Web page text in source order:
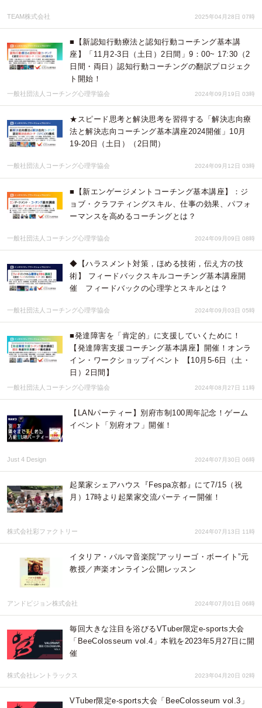
TEAM株式会社 2025年04月28日 07時
■【新認知行動療法と認知行動コーチング基本講
座】「11月2-3日（土日）2日間」9：00~ 17:30（2
日間・両日）認知行動コーチングの翻訳プロジェク
ト開始！
一般社団法人コーチング心理学協会 2024年09月19日 03時
★スピード思考と解決思考を習得する「解決志向療
法と解決志向コーチング基本講座2024開催」10月
19-20日（土日）（2日間）
一般社団法人コーチング心理学協会 2024年09月12日 03時
■【新エンゲージメントコーチング基本講座】：ジ
ョブ・クラフティングスキル、仕事の効果、パフォ
ーマンスを高めるコーチングとは？
一般社団法人コーチング心理学協会 2024年09月09日 08時
◆【ハラスメント対策，ほめる技術，伝え方の技
術】 フィードバックスキルコーチング基本講座開
催 フィードバックの心理学とスキルとは？
一般社団法人コーチング心理学協会 2024年09月03日 05時
■発達障害を「肯定的」に支援していくために！
【発達障害支援コーチング基本講座】開催！オンラ
イン・ワークショップイベント 【10月5-6日（土・
日）2日間】
一般社団法人コーチング心理学協会 2024年08月27日 11時
【LANパーティー】別府市制100周年記念！ゲーム
イベント「別府オフ」開催！
Just 4 Design 2024年07月30日 06時
起業家シェアハウス『Fespa京都』にて7/15（祝
月）17時より起業家交流パーティー開催！
株式会社彩ファクトリー 2024年07月13日 11時
イタリア・パルマ音楽院”アッリーゴ・ボーイト”元
教授／声楽オンライン公開レッスン
アンドビジョン株式会社 2024年07月01日 06時
毎回大きな注目を浴びるVTuber限定e-sports大会
「BeeColosseum vol.4」本戦を2023年5月27日に開
催
株式会社レントラックス 2023年04月20日 02時
VTuber限定e-sports大会「BeeColosseum vol.3」